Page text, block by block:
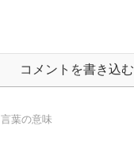
コメントを書き込む
言葉の意味